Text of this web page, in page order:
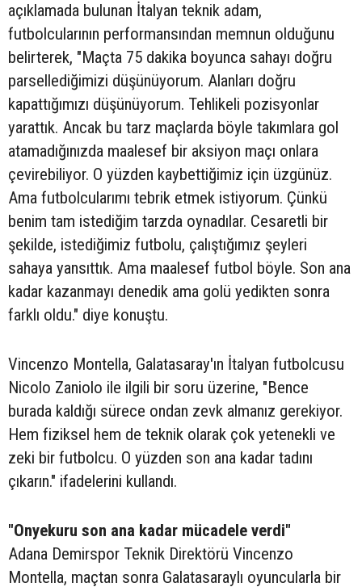
açıklamada bulunan İtalyan teknik adam,
futbolcularının performansından memnun olduğunu
belirterek, "Maçta 75 dakika boyunca sahayı doğru
parsellediğimizi düşünüyorum. Alanları doğru
kapattığımızı düşünüyorum. Tehlikeli pozisyonlar
yarattık. Ancak bu tarz maçlarda böyle takımlara gol
atamadığınızda maalesef bir aksiyon maçı onlara
çevirebiliyor. O yüzden kaybettiğimiz için üzgünüz.
Ama futbolcularımı tebrik etmek istiyorum. Çünkü
benim tam istediğim tarzda oynadılar. Cesaretli bir
şekilde, istediğimiz futbolu, çalıştığımız şeyleri
sahaya yansıttık. Ama maalesef futbol böyle. Son ana
kadar kazanmayı denedik ama golü yedikten sonra
farklı oldu." diye konuştu.
Vincenzo Montella, Galatasaray'ın İtalyan futbolcusu
Nicolo Zaniolo ile ilgili bir soru üzerine, "Bence
burada kaldığı sürece ondan zevk almanız gerekiyor.
Hem fiziksel hem de teknik olarak çok yetenekli ve
zeki bir futbolcu. O yüzden son ana kadar tadını
çıkarın." ifadelerini kullandı.
"Onyekuru son ana kadar mücadele verdi"
Adana Demirspor Teknik Direktörü Vincenzo
Montella, maçtan sonra Galatasaraylı oyuncularla bir